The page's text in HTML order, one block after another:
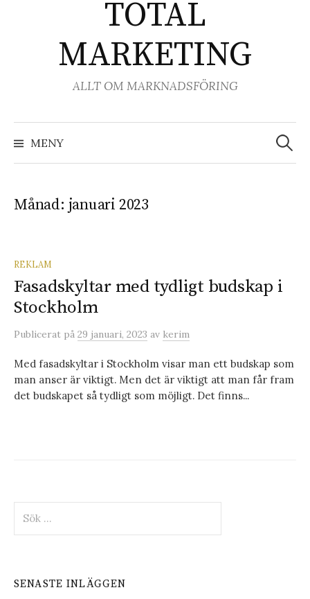
TOTAL
MARKETING
ALLT OM MARKNADSFÖRING
MENY
Sök
efter:
Månad: januari 2023
REKLAM
Fasadskyltar med tydligt budskap i
Stockholm
Publicerat på 29 januari, 2023 av kerim
Med fasadskyltar i Stockholm visar man ett budskap som
man anser är viktigt. Men det är viktigt att man får fram
det budskapet så tydligt som möjligt. Det finns...
efter:
SENASTE INLÄGGEN